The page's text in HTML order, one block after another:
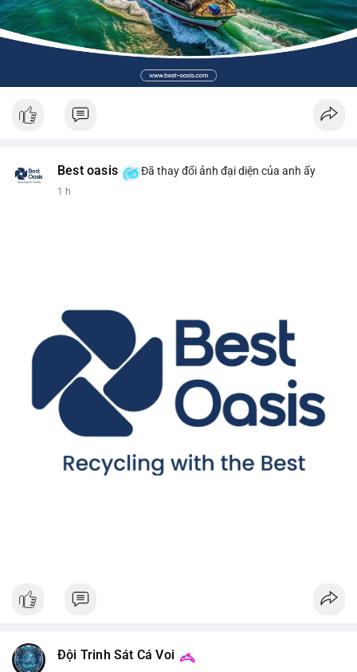
Best oasis Đã thay đổi ảnh đại diện của anh ấy
1 h
Đội Trinh Sát Cá Voi